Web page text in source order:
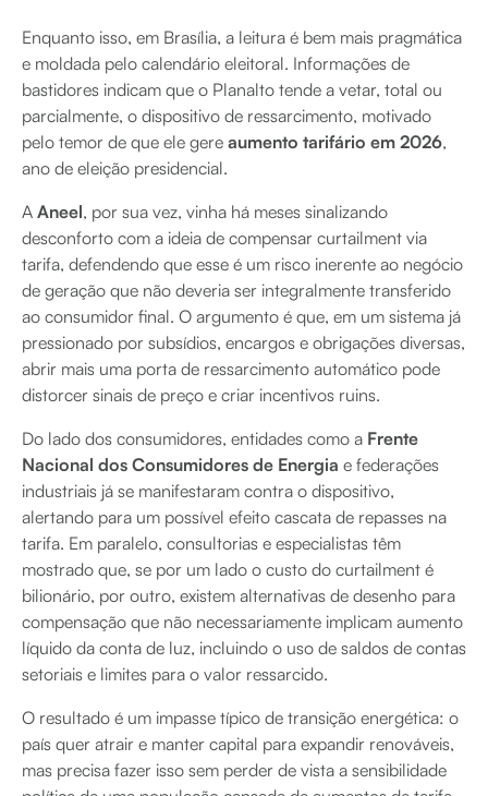
Enquanto isso, em Brasília, a leitura é bem mais pragmática
e moldada pelo calendário eleitoral. Informações de
bastidores indicam que o Planalto tende a vetar, total ou
parcialmente, o dispositivo de ressarcimento, motivado
pelo temor de que ele gere aumento tarifário em 2026,
ano de eleição presidencial.
A Aneel, por sua vez, vinha há meses sinalizando
desconforto com a ideia de compensar curtailment via
tarifa, defendendo que esse é um risco inerente ao negócio
de geração que não deveria ser integralmente transferido
ao consumidor final. O argumento é que, em um sistema já
pressionado por subsídios, encargos e obrigações diversas,
abrir mais uma porta de ressarcimento automático pode
distorcer sinais de preço e criar incentivos ruins.
Do lado dos consumidores, entidades como a Frente
Nacional dos Consumidores de Energia e federações
industriais já se manifestaram contra o dispositivo,
alertando para um possível efeito cascata de repasses na
tarifa. Em paralelo, consultorias e especialistas têm
mostrado que, se por um lado o custo do curtailment é
bilionário, por outro, existem alternativas de desenho para
compensação que não necessariamente implicam aumento
líquido da conta de luz, incluindo o uso de saldos de contas
setoriais e limites para o valor ressarcido.
O resultado é um impasse típico de transição energética: o
país quer atrair e manter capital para expandir renováveis,
mas precisa fazer isso sem perder de vista a sensibilidade